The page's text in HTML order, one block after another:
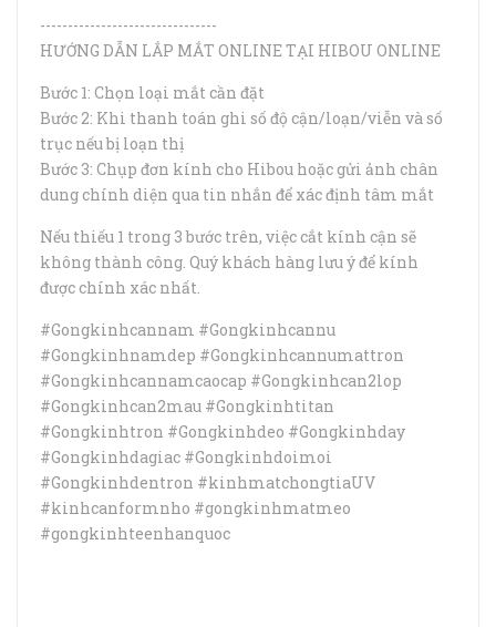
--------------------------------
HƯỚNG DẪN LẮP MẮT ONLINE TẠI HIBOU ONLINE
Bước 1: Chọn loại mắt cần đặt
Bước 2: Khi thanh toán ghi số độ cận/loạn/viễn và số
trục nếu bị loạn thị
Bước 3: Chụp đơn kính cho Hibou hoặc gửi ảnh chân
dung chính diện qua tin nhắn để xác định tâm mắt
Nếu thiếu 1 trong 3 bước trên, việc cắt kính cận sẽ
không thành công. Quý khách hàng lưu ý để kính
được chính xác nhất.
#Gongkinhcannam #Gongkinhcannu
#Gongkinhnamdep #Gongkinhcannumattron
#Gongkinhcannamcaocap #Gongkinhcan2lop
#Gongkinhcan2mau #Gongkinhtitan
#Gongkinhtron #Gongkinhdeo #Gongkinhday
#Gongkinhdagiac #Gongkinhdoimoi
#Gongkinhdentron #kinhmatchongtiaUV
#kinhcanformnho #gongkinhmatmeo
#gongkinhteenhanquoc